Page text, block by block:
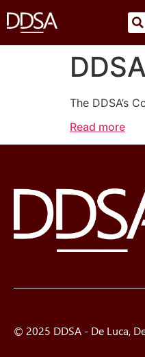
The DDSA’s
Read more
© 2025 DDSA - De Luca,